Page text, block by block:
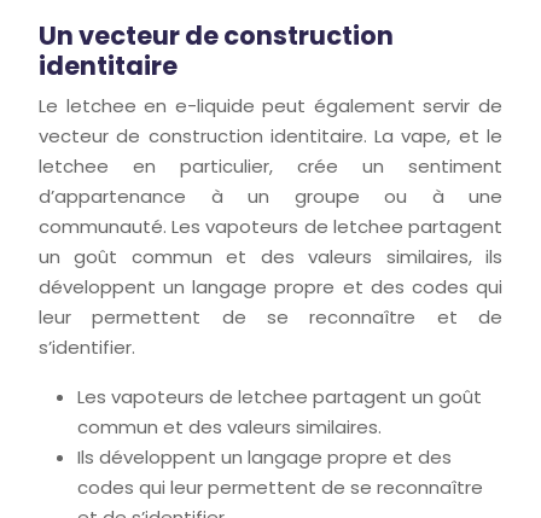
Un vecteur de construction
identitaire
Le letchee en e-liquide peut également servir de
vecteur de construction identitaire. La vape, et le
letchee en particulier, crée un sentiment
d’appartenance à un groupe ou à une
communauté. Les vapoteurs de letchee partagent
un goût commun et des valeurs similaires, ils
développent un langage propre et des codes qui
leur permettent de se reconnaître et de
s’identifier.
Les vapoteurs de letchee partagent un goût
commun et des valeurs similaires.
Ils développent un langage propre et des
codes qui leur permettent de se reconnaître